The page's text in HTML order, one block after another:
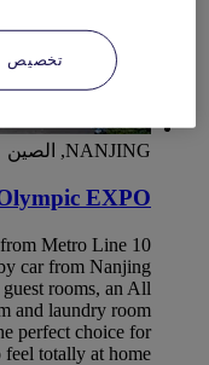
NANJING, الصين
EXPO
Metro Line 10
car from Nanjing
rooms, an All
and laundry room
perfect choice for
totally at home.
تخصيص